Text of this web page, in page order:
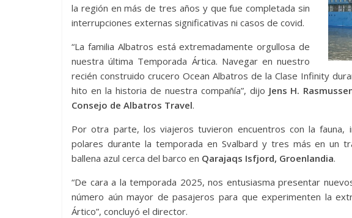
la región en más de tres años y que fue completada sin
interrupciones externas significativas ni casos de covid.
“La familia Albatros está extremadamente orgullosa de
nuestra última Temporada Ártica. Navegar en nuestro
recién construido crucero Ocean Albatros de la Clase Infinity
hito en la historia de nuestra compañía”, dijo Jens H.
Consejo de Albatros Travel.
Por otra parte, los viajeros tuvieron encuentros con la fauna,
polares durante la temporada en Svalbard y tres más en un
ballena azul cerca del barco en Qarajaqs Isfjord, Groenlandia.
“De cara a la temporada 2025, nos entusiasma presentar
número aún mayor de pasajeros para que experimenten la
Ártico”, concluyó el director.